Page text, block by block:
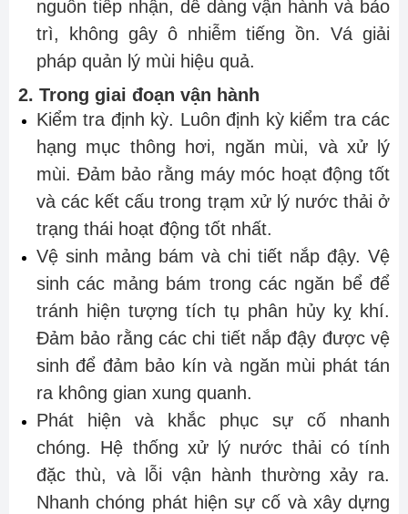
nguồn tiếp nhận, dễ dàng vận hành và bảo
trì, không gây ô nhiễm tiếng ồn. Vá giải
pháp quản lý mùi hiệu quả.
2. Trong giai đoạn vận hành
Kiểm tra định kỳ. Luôn định kỳ kiểm tra các
hạng mục thông hơi, ngăn mùi, và xử lý
mùi. Đảm bảo rằng máy móc hoạt động tốt
và các kết cấu trong trạm xử lý nước thải ở
trạng thái hoạt động tốt nhất.
Vệ sinh mảng bám và chi tiết nắp đậy. Vệ
sinh các mảng bám trong các ngăn bể để
tránh hiện tượng tích tụ phân hủy kỵ khí.
Đảm bảo rằng các chi tiết nắp đậy được vệ
sinh để đảm bảo kín và ngăn mùi phát tán
ra không gian xung quanh.
Phát hiện và khắc phục sự cố nhanh
chóng. Hệ thống xử lý nước thải có tính
đặc thù, và lỗi vận hành thường xảy ra.
Nhanh chóng phát hiện sự cố và xây dựng